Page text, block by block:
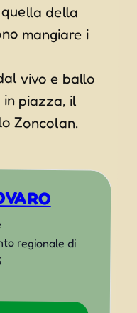
vivo e ballo
in piazza, il
Zoncolan.
regionale di